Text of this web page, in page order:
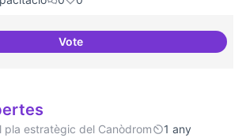
VoteCol·laboració amb Torre
pla estratègic del Canòdrom
1 any